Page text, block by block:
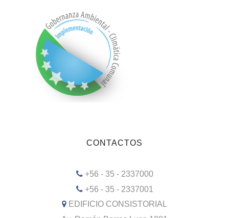
CONTACTOS
+56 - 35 - 2337000
+56 - 35 - 2337001
EDIFICIO CONSISTORIAL